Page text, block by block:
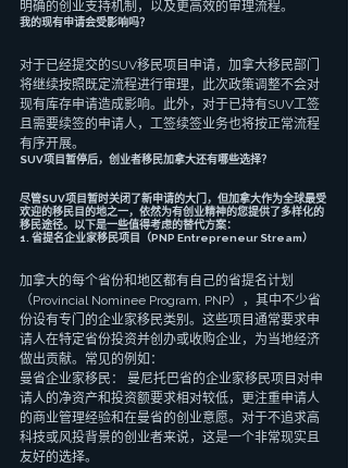
明确的创业支持机制，以及更高效的审理流程。
我的现有申请会受影响吗？
对于已经提交的SUV移民项目申请，加拿大移民部门
将继续按照既定流程进行审理，此次政策调整不会对
现有库存申请造成影响。此外，对于已持有SUV工签
且需要续签的申请人，工签续签业务也将按正常流程
有序开展。
SUV项目暂停后，创业者移民加拿大还有哪些选择？
尽管SUV项目暂时关闭了新申请的大门，但加拿大作为全球最受
欢迎的移民目的地之一，依然为有创业精神的您提供了多样化的
移民途径。以下是一些值得考虑的替代方案：
1. 省提名企业家移民项目（PNP Entrepreneur Stream）
加拿大的每个省份和地区都有自己的省提名计划
（Provincial Nominee Program, PNP），其中不少省
份设有专门的企业家移民类别。这些项目通常要求申
请人在特定省份投资并创办或收购企业，为当地经济
做出贡献。常见的例如：
曼省企业家移民： 曼尼托巴省的企业家移民项目对申
请人的净资产和投资额要求相对较低，更注重申请人
的商业管理经验和在曼省的创业意愿。对于不追求高
科技或风投背景的创业者来说，这是一个非常现实且
友好的选择。